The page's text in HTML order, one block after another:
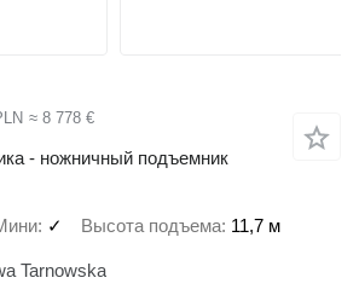
≈ 8 778 €
- ножничный подъемник
✓ Высота подъема 11,7 м
Tarnowska